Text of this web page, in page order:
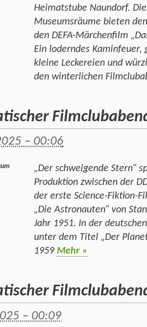
Heimatstube Naundorf.
Museumsräume bieten
den DEFA-Märchenfilm
Ein loderndes
kleine Leckereien und
den winterlichen
– 00:06
„Der schweigende Stern“
Produktion zwischen der
der erste Science-Fiktion-
„Die Astronauten“ von
Jahr 1951. In der
unter dem Titel „Der
1959 Mehr »
– 00:09